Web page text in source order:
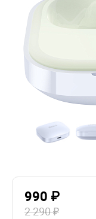
990 ₽
2 290 ₽